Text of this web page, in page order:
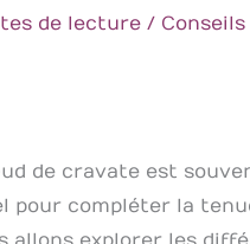
de lecture /
de cravate est
compléter la